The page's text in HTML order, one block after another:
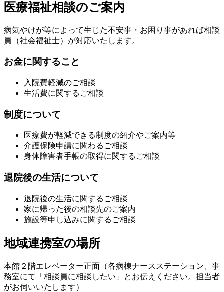
医療福祉相談のご案内
病気やけが等によって生じた不安事・お困り事があれば相談
員（社会福祉士）が対応いたします。
お金に関すること
入院費軽減のご相談
生活費に関するご相談
制度について
医療費が軽減できる制度の紹介やご案内等
介護保険申請に関わるご相談
身体障害者手帳の取得に関するご相談
退院後の生活について
退院後の生活に関するご相談
家に帰った後の相談先のご案内
施設等申し込みに関するご相談
地域連携室の場所
本館２階エレベーター正面（各病棟ナースステーション、事
務室にて「相談員に相談したい」とお伝えください。担当者
がお伺いいたします）